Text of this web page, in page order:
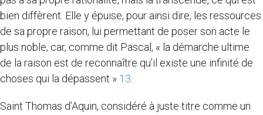
bien diffèrent. Elle y épuise, pour ainsi dire, les ressources
de sa propre raison, lui permettant de poser son acte le
plus noble, car, comme dit Pascal, « la démarche ultime
de la raison est de reconnaître qu’il existe une infinité de
choses qui la dépassent » 13
Saint Thomas d’Aquin, considéré à juste titre comme un